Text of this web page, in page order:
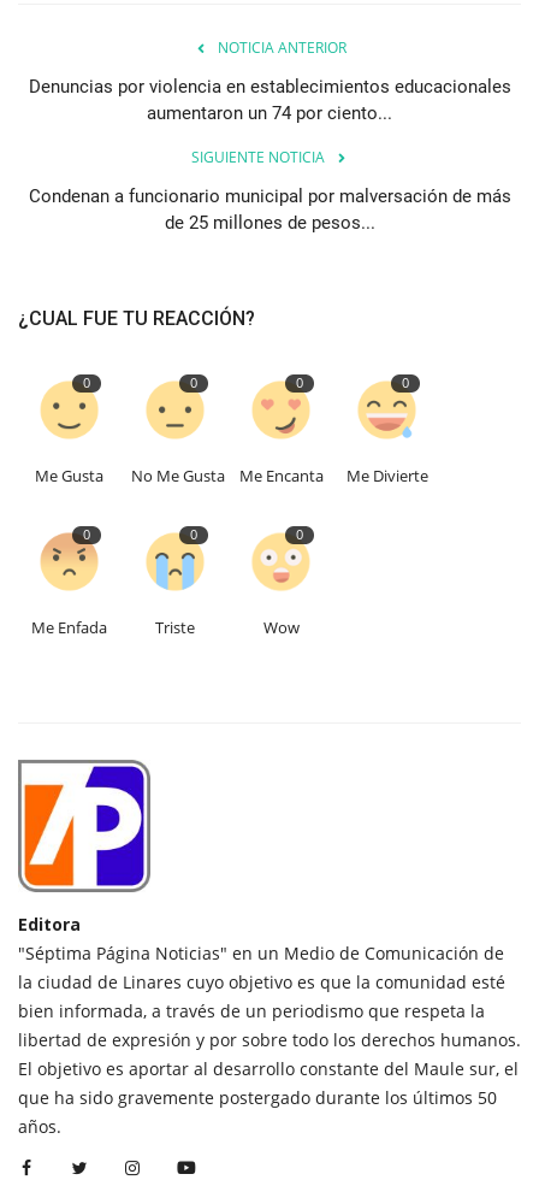
NOTICIA ANTERIOR
Denuncias por violencia en establecimientos educacionales
aumentaron un 74 por ciento...
SIGUIENTE NOTICIA
Condenan a funcionario municipal por malversación de más
de 25 millones de pesos...
¿CUAL FUE TU REACCIÓN?
0
Me Gusta
0
No Me Gusta
0
Me Encanta
0
Me Divierte
0
Me Enfada
0
Triste
0
Wow
Editora
"Séptima Página Noticias" en un Medio de Comunicación de
la ciudad de Linares cuyo objetivo es que la comunidad esté
bien informada, a través de un periodismo que respeta la
libertad de expresión y por sobre todo los derechos humanos.
El objetivo es aportar al desarrollo constante del Maule sur, el
que ha sido gravemente postergado durante los últimos 50
años.